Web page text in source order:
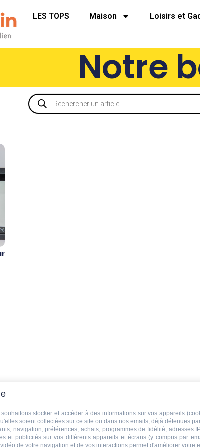
LES TOPS Maison Loisirs et
Notre
souhaitons stocker et accéder à des informations sur vos appareils
soient collectées sur ce site ou dans nos emails, déjà détenues
navigation, préférences, achats, programmes de fidélité,
et publicités sur vos différents appareils et écrans (y compris par
de votre navigation et de vos interactions permet d'améliorer votre